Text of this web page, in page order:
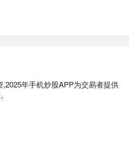
年手机炒股APP为交易者提供